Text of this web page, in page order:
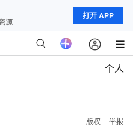
打开 APP
个人
版权 举报